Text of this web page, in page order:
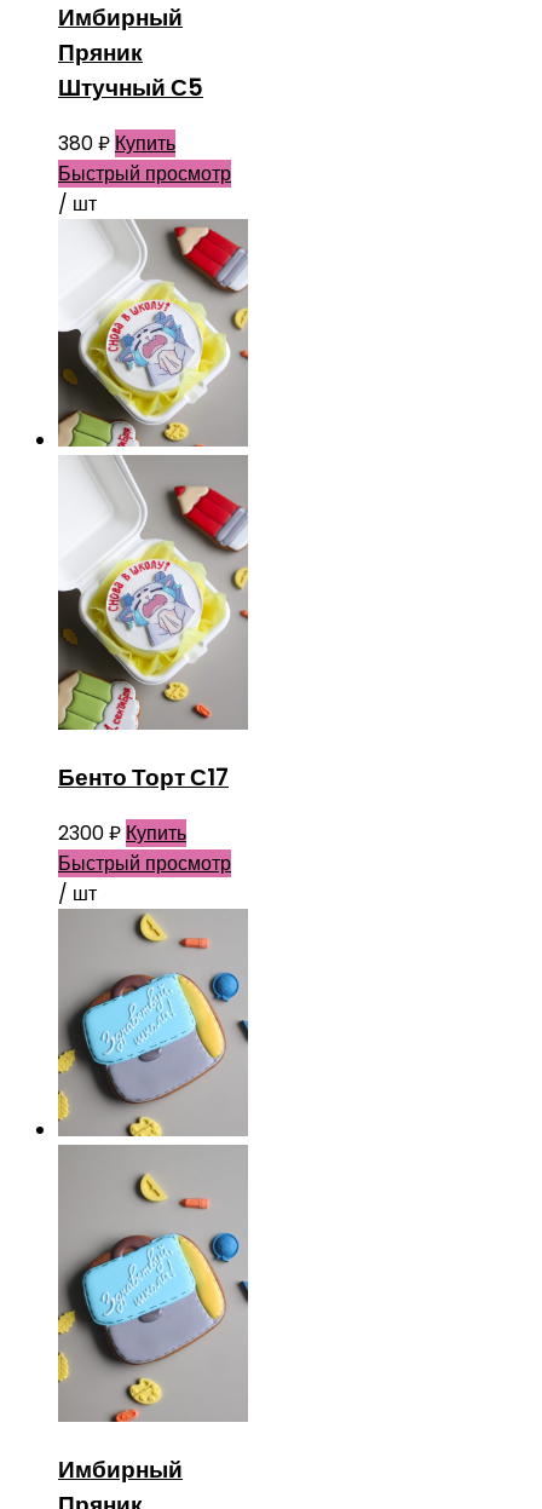
Имбирный
Пряник
Штучный С5
380₽ Купить
Быстрый просмотр
/ шт
Бенто Торт С17
2300₽ Купить
Быстрый просмотр
/ шт
Имбирный